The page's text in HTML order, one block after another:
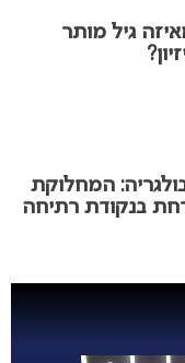
גיל מותר
2027 בבולגריה: המחלוקת
בנקודת רתיחה